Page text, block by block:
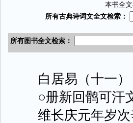
本书全文
白居易（十一）
○册新回鹘可汗
维长庆元年岁次